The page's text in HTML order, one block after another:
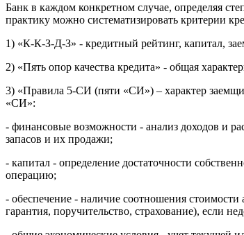
Банк в каждом конкретном случае, определяя
практику можно систематизировать критерии
1) «К-К-З-Д-З» - кредитный рейтинг, капитал,
2) «Пять опор качества кредита» - общая
3) «Правила 5-СИ (пяти «СИ») – характер
«СИ»:
- финансовые возможности - анализ доходов и
запасов и их продажи;
- капитал - определение достаточности
операцию;
- обеспечение - наличие соотношения стоимости
гарантия, поручительство, страхование), если